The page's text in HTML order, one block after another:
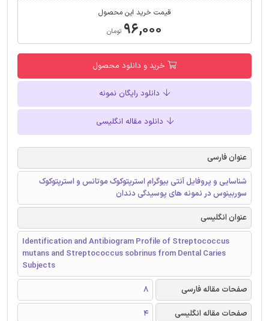
قیمت خرید این محصول
۹۶,۰۰۰ تومان
خرید و دانلود محصول
دانلود رایگان نمونه
دانلود مقاله انگلیسی
عنوان فارسی
شناسایی و پروفایل آنتی ‌بیوگرام استرپتوکوک موتانس و استرپتوکوک
سوربینوس در نمونه های پوسیدگی دندان
عنوان انگلیسی
Identification and Antibiogram Profile of Streptococcus
mutans and Streptococcus sobrinus from Dental Caries
Subjects
صفحات مقاله فارسی
8
صفحات مقاله انگلیسی
4